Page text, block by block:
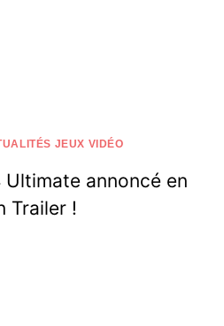
JEUX VIDÉO
annoncé en
Trailer !